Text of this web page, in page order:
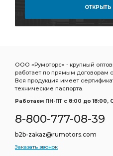
ОТКРЫТЬ
ООО «Румоторс» - крупный
работает по прямым договорам
Вся продукция имеет
технические паспорта.
Работаем ПН-ПТ c 8:00 до 18:00,
8-800-777-08-39
b2b-zakaz@rumotors.com
Заказать звонок